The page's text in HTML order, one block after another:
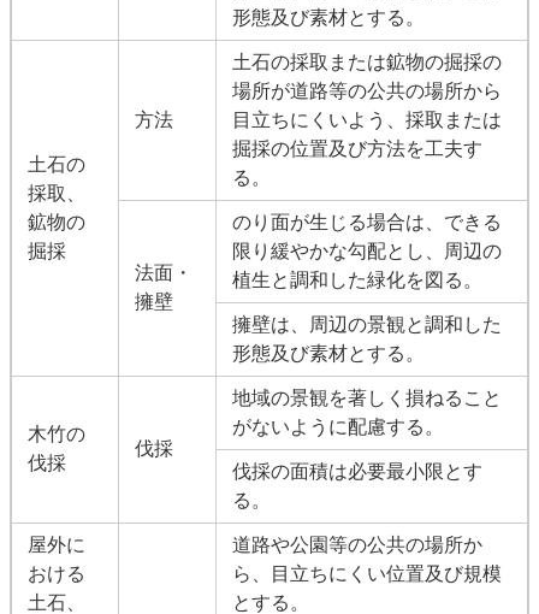
形態及び素材とする。
土石の
採取、
鉱物の
掘採
方法
土石の採取または鉱物の掘採の
場所が道路等の公共の場所から
目立ちにくいよう、採取または
掘採の位置及び方法を工夫す
る。
法面・
擁壁
のり面が生じる場合は、できる
限り緩やかな勾配とし、周辺の
植生と調和した緑化を図る。
擁壁は、周辺の景観と調和した
形態及び素材とする。
木竹の
伐採
伐採
地域の景観を著しく損ねること
がないように配慮する。
伐採の面積は必要最小限とす
る。
屋外に
おける
土石、
道路や公園等の公共の場所か
ら、目立ちにくい位置及び規模
とする。